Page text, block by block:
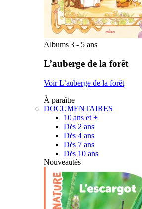
Albums 3 - 5 ans
L’auberge de la forêt
Voir L’auberge de la forêt
À paraître
DOCUMENTAIRES
10 ans et +
Dès 2 ans
Dès 4 ans
Dès 7 ans
Dès 10 ans
Nouveautés